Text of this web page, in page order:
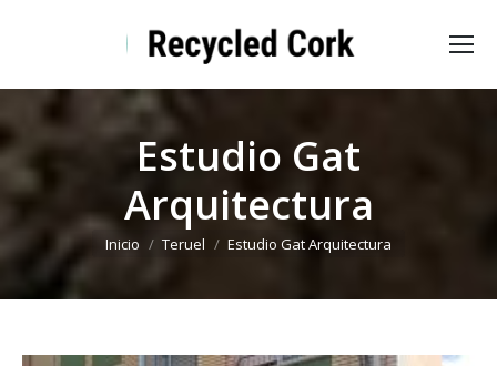
Estudio Gat
Arquitectura
Estás aquí:
Inicio Teruel Estudio Gat Arquitectura